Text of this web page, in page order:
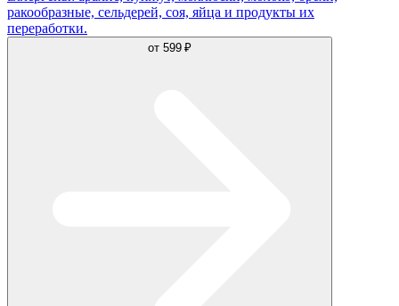
ракообразные, сельдерей, соя, яйца и продукты их
переработки.
от 599 ₽